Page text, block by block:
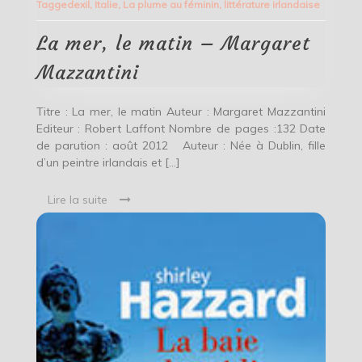
le
Margaret
Taggedexil Italie, La plume au féminin, littérature irlandaise
La mer, le matin – Margaret
Mazzantini
Titre : La mer, le matin Auteur : Margaret Mazzantini
Editeur : Robert Laffont Nombre de pages :132 Date
de parution : août 2012 Auteur : Née à Dublin, fille
d’un peintre irlandais et […]
Lire la suite